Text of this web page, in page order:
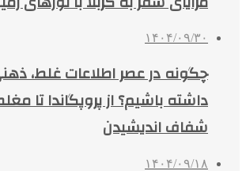
۱۴۰۴/۰۹/۳۰
چگونه در عصر اطلاعات غلط،
داشته باشیم؟ از پروپگاندا تا
شفاف اندیشیدن
۱۴۰۴/۰۹/۱۸